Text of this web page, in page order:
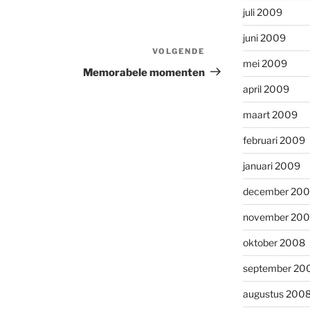
Volgend
bericht
VOLGENDE
Memorabele momenten
juli 2009
juni 2009
mei 2009
april 2009
maart 2009
februari 2009
januari 2009
december
november
oktober 2008
september
augustus